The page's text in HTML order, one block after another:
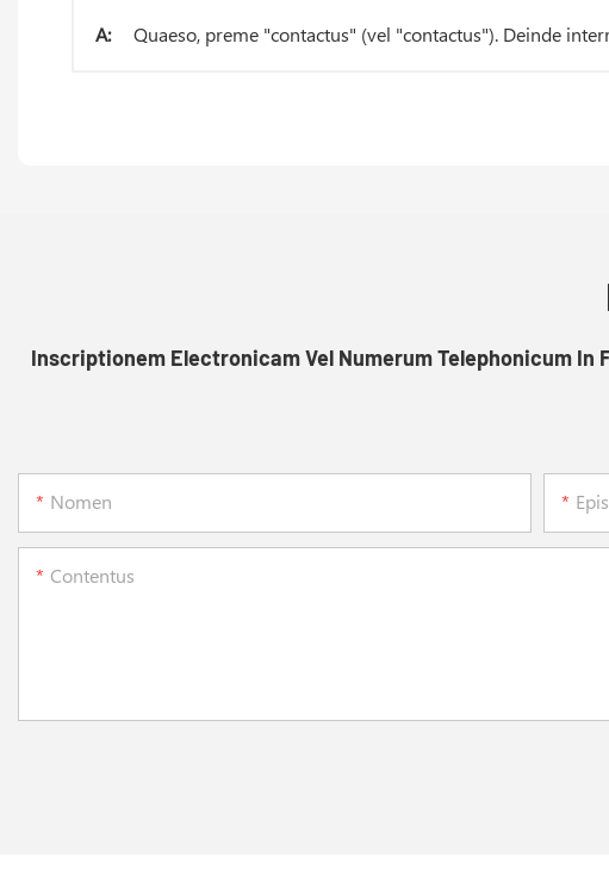
A:
Quaeso, preme "contactus" (vel "contactus"). Deinde
Inscriptionem Electronicam Vel Numerum Telephonicum
Nomen
Contentus